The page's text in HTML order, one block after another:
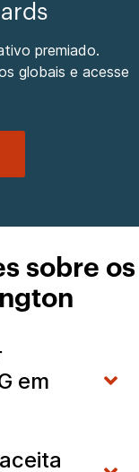
premiado.
globais e acesse
sobre os
em